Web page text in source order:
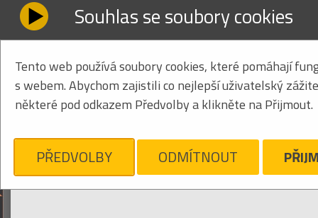
Souhlas se soubory cookies
Tento web používá soubory cookies, které pomáhají
s webem. Abychom zajistili co nejlepší uživatelský
některé pod odkazem Předvolby a klikněte na Přijmout.
PŘEDVOLBY ODMÍTNOUT